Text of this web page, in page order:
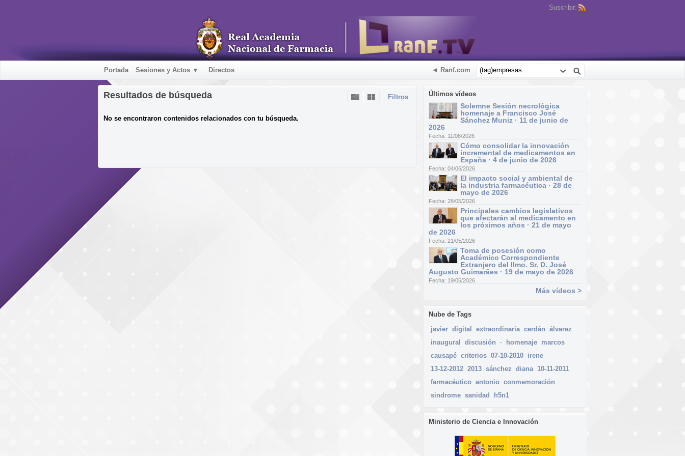
Suscribir:
Portada Sesiones y Actos ▼ Directos ◄ Ranf.com
Últimos vídeos
Solemne Sesión necrológica
homenaje a Francisco José
Sánchez Muniz · 11 de junio de
2026
Fecha: 11/06/2026
Cómo consolidar la innovación
incremental de medicamentos en
España · 4 de junio de 2026
Fecha: 04/06/2026
El impacto social y ambiental de
la industria farmacéutica · 28 de
mayo de 2026
Fecha: 28/05/2026
Principales cambios legislativos
que afectarán al medicamento en
los próximos años · 21 de mayo
de 2026
Fecha: 21/05/2026
Toma de posesión como
Académico Correspondiente
Extranjero del Ilmo. Sr. D. José
Augusto Guimarães · 19 de mayo de 2026
Fecha: 19/05/2026
Más vídeos >
Nube de Tags
javier digital extraordinaria cerdán álvarez
inaugural
discusión · homenaje marcos
causapé criterios 07-10-2010 irene
13-12-2012 2013 sánchez diana 10-11-2011
farmacéutico antonio conmemoración
sindrome sanidad h5n1
Ministerio de Ciencia e Innovación
Filtros
Resultados de búsqueda
No se encontraron contenidos relacionados con tu búsqueda.